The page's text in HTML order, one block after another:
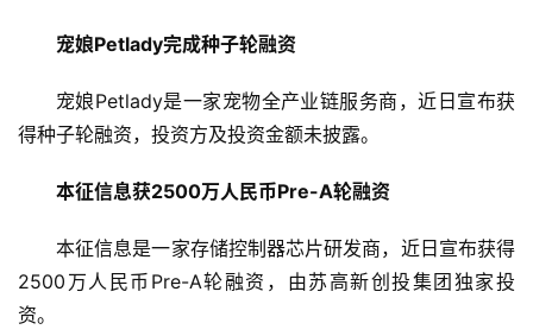
宠娘Petlady完成种子轮融资
宠娘Petlady是一家宠物全产业链服务商，近日宣布获
得种子轮融资，投资方及投资金额未披露。
本征信息获2500万人民币Pre-A轮融资
本征信息是一家存储控制器芯片研发商，近日宣布获得
2500万人民币Pre-A轮融资，由苏高新创投集团独家投
资。